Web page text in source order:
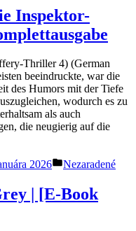
les
sexualités
collectives
France
|
eBook
[EPUB,
PDF]“
Inspektor-
Thriller 4) (German
beeindruckte, war die
des Humors mit der Tiefe
wodurch es zu
als auch
die neugierig auf die
2026
Posted
Nezaradené
| [E-Book